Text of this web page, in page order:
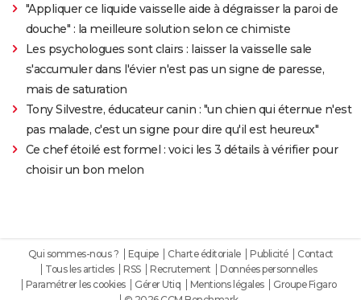
"Appliquer ce liquide vaisselle aide à dégraisser la paroi de
douche" : la meilleure solution selon ce chimiste
Les psychologues sont clairs : laisser la vaisselle sale
s'accumuler dans l'évier n'est pas un signe de paresse,
mais de saturation
Tony Silvestre, éducateur canin : "un chien qui éternue n'est
pas malade, c'est un signe pour dire qu'il est heureux"
Ce chef étoilé est formel : voici les 3 détails à vérifier pour
choisir un bon melon
Qui sommes-nous ? Equipe Charte éditoriale Publicité
Contact
Tous les articles
RSS Recrutement
Données personnelles
Paramétrer les cookies
Gérer Utiq Mentions légales
Groupe Figaro